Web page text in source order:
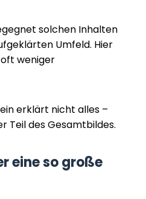
solchen Inhalten
Umfeld. Hier
weniger
erklärt nicht alles –
Teil des Gesamtbildes.
eine so große